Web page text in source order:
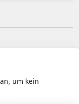
um kein